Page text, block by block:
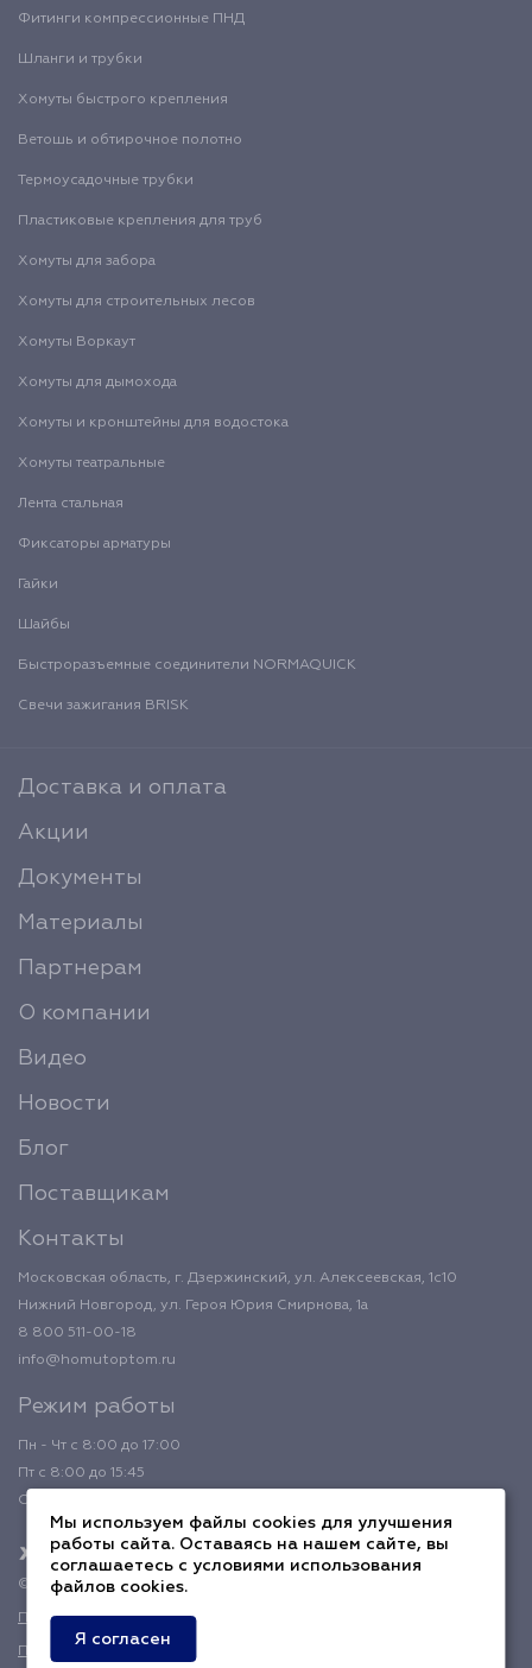
Фитинги компрессионные ПНД
Шланги и трубки
Хомуты быстрого крепления
Ветошь и обтирочное полотно
Термоусадочные трубки
Пластиковые крепления для труб
Хомуты для забора
Хомуты для строительных лесов
Хомуты Воркаут
Хомуты для дымохода
Хомуты и кронштейны для водостока
Хомуты театральные
Лента стальная
Фиксаторы арматуры
Гайки
Шайбы
Быстроразъемные соединители NORMAQUICK
Свечи зажигания BRISK
Доставка и оплата
Акции
Документы
Материалы
Партнерам
О компании
Видео
Новости
Блог
Поставщикам
Контакты
Московская область, г. Дзержинский, ул. Алексеевская, 1с10
Нижний Новгород, ул. Героя Юрия Смирнова, 1а
8 800 511-00-18
info@homutoptom.ru
Режим работы
Пн - Чт с 8:00 до 17:00
Пт с 8:00 до 15:45
Обед с 12:00 до 12:45
© 2026 ХомутОптом
Политика конфиденциальности
Публичная оферта
Мы используем файлы cookies для улучшения
работы сайта. Оставаясь на нашем сайте, вы
соглашаетесь с условиями использования
файлов cookies.
Я согласен